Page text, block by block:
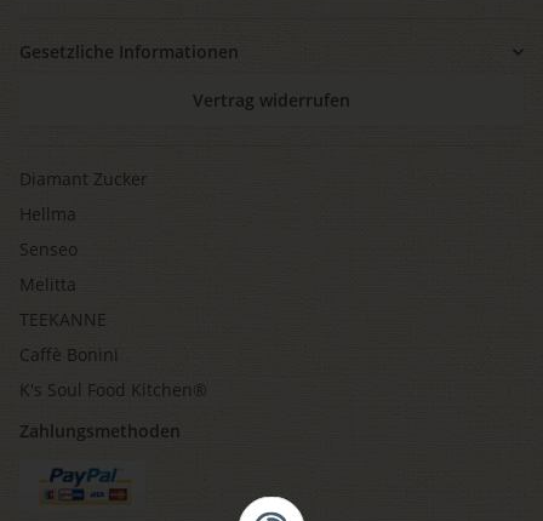
Gesetzliche Informationen
Vertrag widerrufen
Diamant Zucker
Hellma
Senseo
Melitta
TEEKANNE
Caffè Bonini
K's Soul Food Kitchen®
Zahlungsmethoden